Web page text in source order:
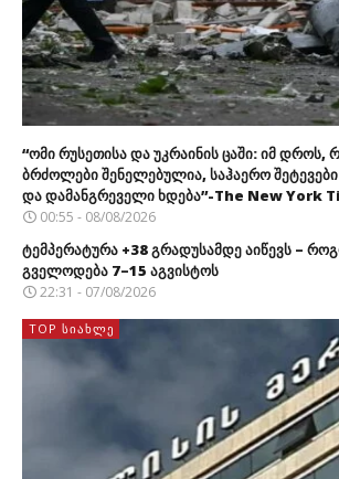
“ომი რუსეთისა და უკრაინის ცაში: იმ დროს,
ბრძოლები შენელებულია, საჰაერო
და დამანგრეველი ხდება”-The New York
00:55 - 08/08/2026
ტემპერატურა +38 გრადუსამდე აიწევს –
გველოდება 7–15 აგვისტოს
22:31 - 07/08/2026
TOP ᲡᲘᲐᲮᲚᲔ